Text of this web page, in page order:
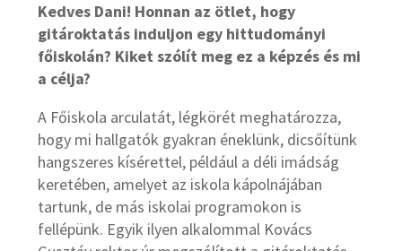
Kedves Dani! Honnan az ötlet, hogy
gitároktatás induljon egy hittudományi
főiskolán? Kiket szólít meg ez a képzés és mi
a célja?
A Főiskola arculatát, légkörét meghatározza,
hogy mi hallgatók gyakran éneklünk, dicsőítünk
hangszeres kísérettel, például a déli imádság
keretében, amelyet az iskola kápolnájában
tartunk, de más iskolai programokon is
fellépünk. Egyik ilyen alkalommal Kovács